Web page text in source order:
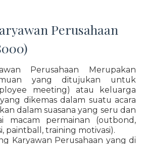
Perusahaan
Perusahaan Merupakan
yang ditujukan untuk
meeting) atau keluarga
dikemas dalam suatu acara
dalam suasana yang seru dan
macam permainan (outbond,
paintball, training motivasi).
Karyawan Perusahaan yang di